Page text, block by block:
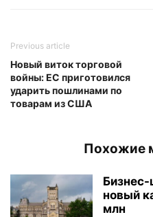
Previous article
Новый виток торговой
войны: ЕС приготовился
ударить пошлинами по
товарам из США
Похожие
новый
млн